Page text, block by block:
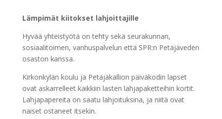
Lämpimät kiitokset lahjoittajille
Hyvää yhteistyötä on tehty sekä seurakunnan,
sosiaalitoimen, vanhuspalvelun että SPR:n Petäjäveden
osaston kanssa.
Kirkonkylän koulu ja Petäjäkallion päiväkodin lapset
ovat askarrelleet kaikkiin lasten lahjapaketteihin kortit.
Lahjapapereita on saatu lahjoituksina, ja niitä ovat
naiset ostaneet itsekin.